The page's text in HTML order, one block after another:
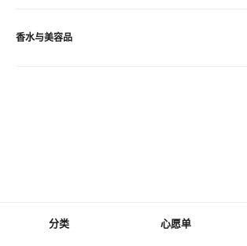
菜单 - 主导航
分类 心愿单
香水与美容品